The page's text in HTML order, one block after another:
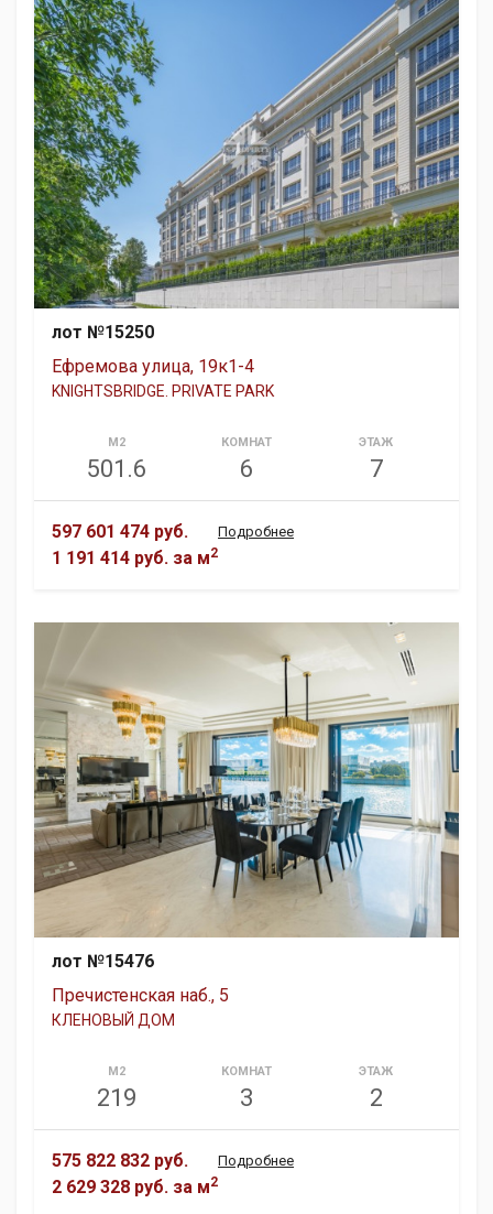
лот №15250
Ефремова улица, 19к1-4
KNIGHTSBRIDGE. PRIVATE PARK
М2
501.6
КОМНАТ
6
ЭТАЖ
7
597 601 474 руб.
1 191 414 руб. за м2
Подробнее
лот №15476
Пречистенская наб., 5
КЛЕНОВЫЙ ДОМ
М2
219
КОМНАТ
3
ЭТАЖ
2
575 822 832 руб.
2 629 328 руб. за м2
Подробнее